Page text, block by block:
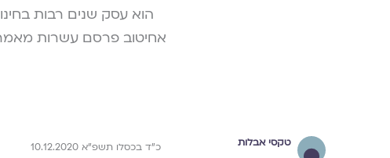
הוא עסק שנים רבות
אחיטוב פרסם עשרות
טקסי אבלות כ״ד בכסלו תשפ״א 10.12.2020